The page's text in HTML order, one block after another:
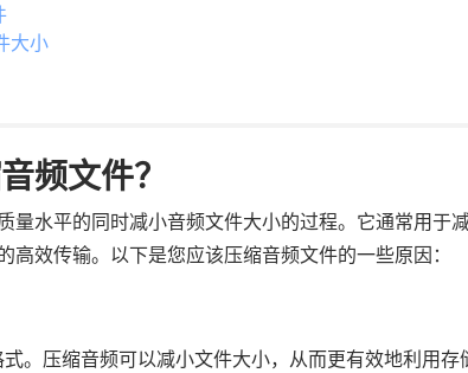
大小
频文件？
水平的同时减小音频文件大小的过程。它通常用于
效传输。以下是您应该压缩音频文件的一些原因：
。压缩音频可以减小文件大小，从而更有效地利用存